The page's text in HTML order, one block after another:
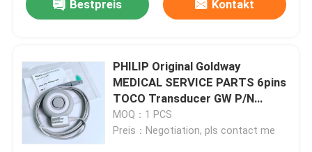
Zu Hause
Videos
Über uns
Bestpreis Kontakt
PHILIP Original Goldway
MEDICAL SERVICE PARTS 6pins
TOCO Transducer GW P/N
989803174941 Das ist ein sehr
gutes Produkt.
MOQ：1 PCS
Preis：Negotiation, pls contact me